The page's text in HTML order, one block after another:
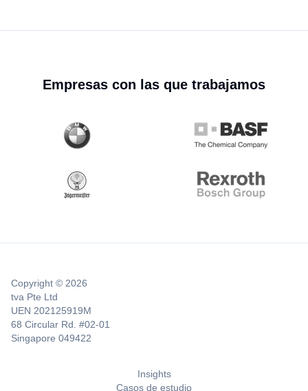
Empresas con las que trabajamos
Copyright © 2026
tva Pte Ltd
UEN 202125919M
68 Circular Rd. #02-01
Singapore 049422
Insights
Casos de estudio